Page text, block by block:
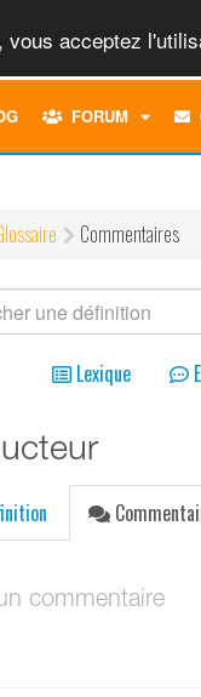
acceptez
FORUM
Commentaires
Lexique
commentaire